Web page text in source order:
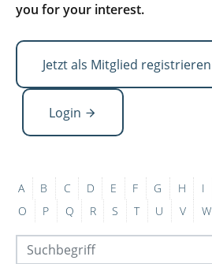
you for your interest.
Jetzt als Mitglied registrieren
Login
A B C D E F G H I
O
P Q R S T U V W